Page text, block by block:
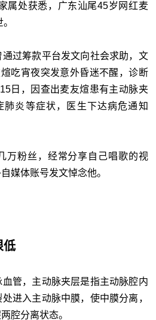
属处获悉，广东汕尾45岁网红麦
过筹款平台发文向社会求助，文
吃宵夜突发意外昏迷不醒，诊断
日，因查出麦友煊患有主动脉夹
肺炎等症状，医生下达病危通知
万粉丝，经常分享自己唱歌的视
媒体账号发文悼念他。
低
管，主动脉夹层是指主动脉腔内
进入主动脉中膜，使中膜分离，
腔分离状态。